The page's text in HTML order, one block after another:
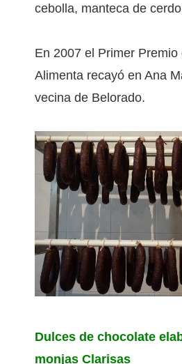
cebolla, manteca de
En 2007 el Primer Premio
Alimenta recayó en Ana
vecina de Belorado.
DSC00562.JPG
Dulces de chocolate
monjas Clarisas